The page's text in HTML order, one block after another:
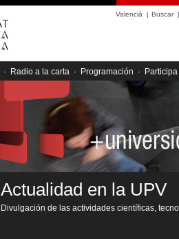
Valencià | Buscar|
· Radio a la carta · Programación · Participa
Actualidad en la UPV
Divulgación de las actividades científicas,